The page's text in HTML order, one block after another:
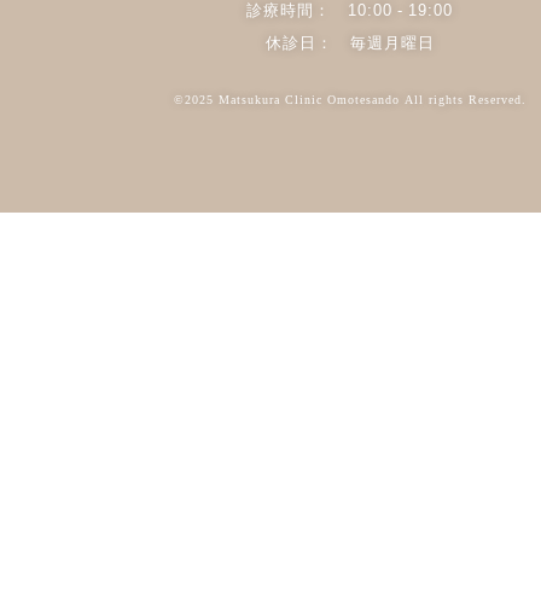
診療時間： 10:00 - 19:00
休診日： 毎週月曜日
©2025 Matsukura Clinic Omotesando All rights Reserved.